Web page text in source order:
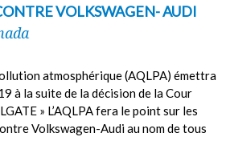
VOLKSWAGEN- AUDI
atmosphérique (AQLPA) émettra
à la suite de la décision de la Cour
» L’AQLPA fera le point sur les
Volkswagen-Audi au nom de tous